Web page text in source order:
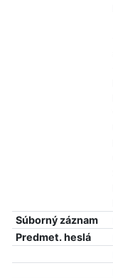
Súborný záznam
Predmet. heslá